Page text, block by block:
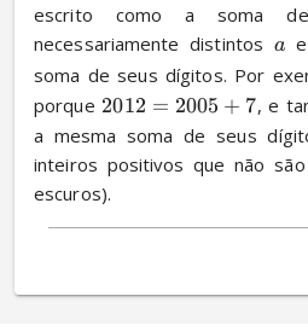
escrito como a soma
necessariamente distintos a
soma de seus dígitos. Por
porque 2012 = 2005 + 7, e
a mesma soma de seus
inteiros positivos que não
escuros).